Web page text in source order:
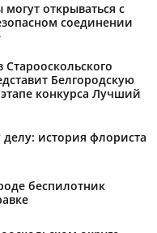
открываться с
соединении
Белгородскую
конкурса Лучший
история флориста
беспилотник